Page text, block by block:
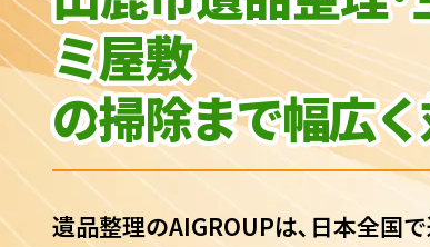
ミ屋敷
の掃除まで幅広
遺品整理のAIGROUPは､日本全国